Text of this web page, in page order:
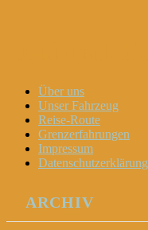
Menu
Widgets
Search
Skip
content
Über uns
Unser Fahrzeug
Reise-Route
Grenzerfahrungen
Impressum
Datenschutzerklärung
ARCHIV